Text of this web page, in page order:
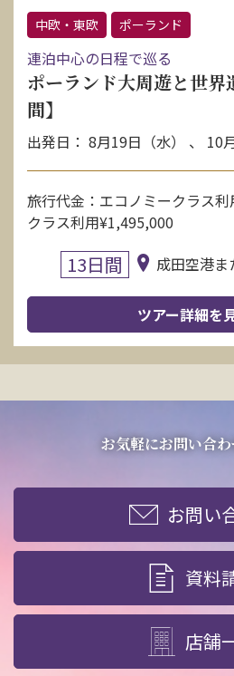
中欧・東欧
ポーランド
連泊中心の日程で巡る
ポーランド大周遊と世界
間】
出発日： 8月19日（水） 、 10
旅行代金：エコノミークラス
クラス利用¥1,495,000
13日間 成田空港
ツアー詳細を
お気軽にお問い合
お問い
資料
店舗